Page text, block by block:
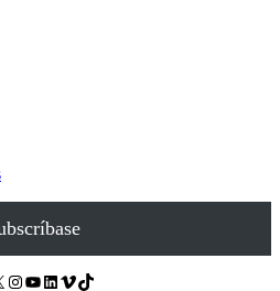
Instagram YouTube LinkedIn Vimeo TikTok